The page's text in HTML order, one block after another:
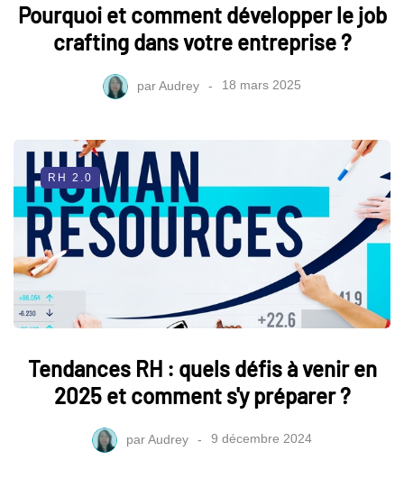
Pourquoi et comment développer le job
crafting dans votre entreprise ?
parAudrey 18 mars 2025
RH 2.0
Tendances RH : quels défis à venir en
2025 et comment s'y préparer ?
parAudrey 9 décembre 2024